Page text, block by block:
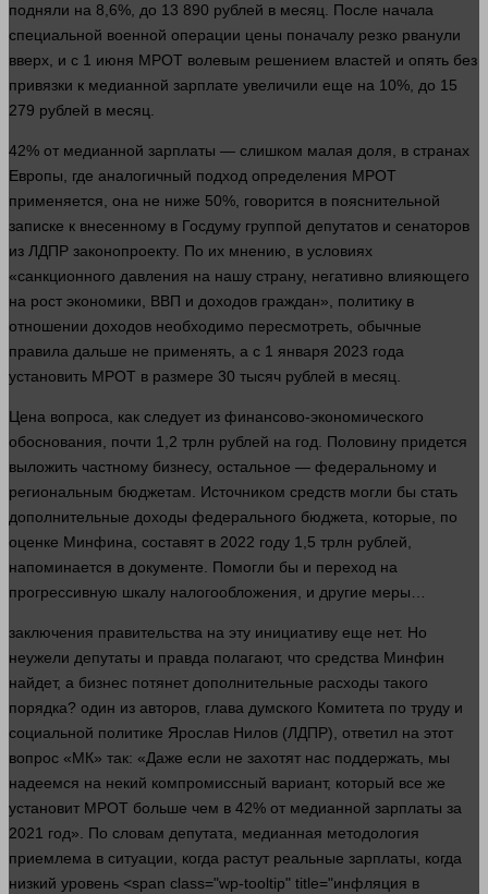
подняли на 8,6%, до 13 890 рублей в месяц. После начала
специальной военной операции цены поначалу резко рванули
вверх, и с 1 июня МРОТ волевым решением властей и опять без
привязки к медианной зарплате увеличили еще на 10%, до 15
279 рублей в месяц.
42% от медианной зарплаты — слишком малая доля, в странах
Европы, где аналогичный подход определения МРОТ
применяется, она не ниже 50%, говорится в пояснительной
записке к внесенному в Госдуму группой депутатов и сенаторов
из ЛДПР законопроекту. По их мнению, в условиях
«санкционного давления на нашу страну, негативно влияющего
на рост экономики ВВП и доходов граждан», политику в
отношении доходов необходимо пересмотреть, обычные
правила дальше не применять, а с 1 января 2023 года
установить МРОТ в размере 30 тысяч рублей в месяц.
Цена вопроса, как следует из финансово-экономического
обоснования, почти 1,2 трлн рублей на год. Половину придется
выложить частному бизнесу, остальное — федеральному и
региональным бюджетам. Источником средств могли бы стать
дополнительные доходы федерального бюджета , которые, по
оценке Минфина, составят в 2022 году 1,5 трлн рублей
напоминается в документе. Помогли бы и переход на
прогрессивную шкалу налогообложения, и другие меры…
заключения правительства на эту инициативу еще нет. Но
неужели депутаты и правда полагают, что средства Минфин
найдет, а бизнес потянет дополнительные расходы такого
порядка? один из авторов, глава думского Комитета по труду и
социальной политике Ярослав Нилов (ЛДПР), ответил на этот
вопрос «МК» так: «Даже если не захотят нас поддержать, мы
надеемся на некий компромиссный вариант, который все же
установит МРОТ больше чем в 42% от медианной зарплаты за
2021 год». По словам депутата, медианная методология
приемлема в ситуации, когда растут реальные зарплаты, когда
низкий уровень <span class="wp-tooltip" title="инфляция в